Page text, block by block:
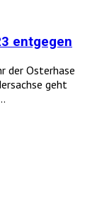
entgegen
der Osterhase
geht